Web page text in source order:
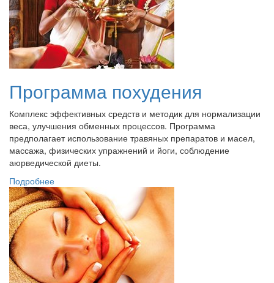
Программа похудения
Комплекс эффективных средств и методик для нормализации
веса, улучшения обменных процессов. Программа
предполагает использование травяных препаратов и масел,
массажа, физических упражнений и йоги, соблюдение
аюрведической диеты.
Подробнее